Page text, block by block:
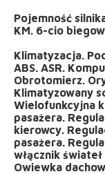
Pojemność
KM. 6-cio
Klimatyzacja.
ABS. ASR.
Obrotomierz.
Klimatyzowany
Wielofunkcyjna
pasażera.
kierowcy.
pasażera.
włącznik
Owiewka